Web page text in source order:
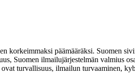
korkeimmaksi päämääräksi. Suomen
Suomen ilmailujärjestelmän valmius
turvallisuus, ilmailun tur­vaaminen,